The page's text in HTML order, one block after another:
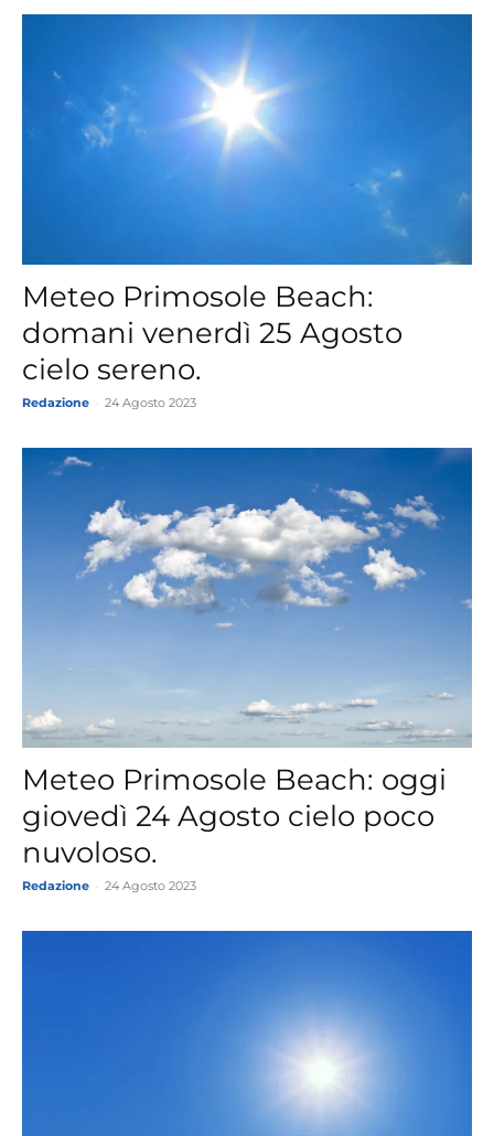
Meteo Primosole Beach:
domani venerdì 25 Agosto
cielo sereno.
Redazione 24 Agosto 2023
Meteo Primosole Beach: oggi
giovedì 24 Agosto cielo poco
nuvoloso.
Redazione 24 Agosto 2023